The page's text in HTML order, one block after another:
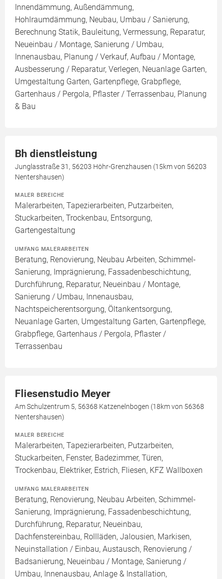
Innendämmung, Außendämmung,
Hohlraumdämmung, Neubau, Umbau / Sanierung,
Berechnung Statik, Bauleitung, Vermessung, Reparatur,
Neueinbau / Montage, Sanierung / Umbau,
Innenausbau, Planung / Verkauf, Aufbau / Montage,
Ausbesserung / Reparatur, Verlegen, Neuanlage Garten,
Umgestaltung Garten, Gartenpflege, Grabpflege,
Gartenhaus / Pergola, Pflaster / Terrassenbau, Planung
& Bau
Bh dienstleistung
Junglasstraße 31, 56203 Höhr-Grenzhausen (15km von 56203
Nentershausen)
MALER BEREICHE
Malerarbeiten, Tapezierarbeiten, Putzarbeiten,
Stuckarbeiten, Trockenbau, Entsorgung,
Gartengestaltung
UMFANG MALERARBEITEN
Beratung, Renovierung, Neubau Arbeiten, Schimmel-
Sanierung, Imprägnierung, Fassadenbeschichtung,
Durchführung, Reparatur, Neueinbau / Montage,
Sanierung / Umbau, Innenausbau,
Nachtspeicherentsorgung, Öltankentsorgung,
Neuanlage Garten, Umgestaltung Garten, Gartenpflege,
Grabpflege, Gartenhaus / Pergola, Pflaster /
Terrassenbau
Fliesenstudio Meyer
Am Schulzentrum 5, 56368 Katzenelnbogen (18km von 56368
Nentershausen)
MALER BEREICHE
Malerarbeiten, Tapezierarbeiten, Putzarbeiten,
Stuckarbeiten, Fenster, Badezimmer, Türen,
Trockenbau, Elektriker, Estrich, Fliesen, KFZ Wallboxen
UMFANG MALERARBEITEN
Beratung, Renovierung, Neubau Arbeiten, Schimmel-
Sanierung, Imprägnierung, Fassadenbeschichtung,
Durchführung, Reparatur, Neueinbau,
Dachfenstereinbau, Rollläden, Jalousien, Markisen,
Neuinstallation / Einbau, Austausch, Renovierung /
Badsanierung, Neueinbau / Montage, Sanierung /
Umbau, Innenausbau, Anlage & Installation,